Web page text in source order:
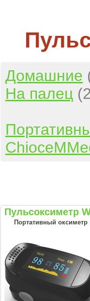
Домашние
На палец
Пульсоксиметр
Портативный оксиметр